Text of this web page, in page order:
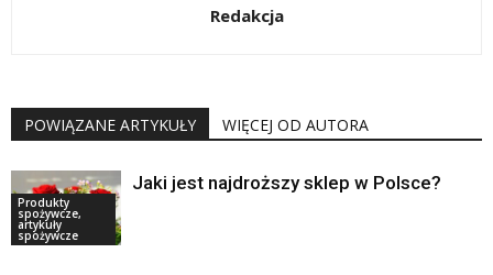
Redakcja
POWIĄZANE ARTYKUŁY WIĘCEJ OD AUTORA
Produkty
spożywcze,
artykuły
spożywcze
Jaki jest najdroższy sklep w Polsce?